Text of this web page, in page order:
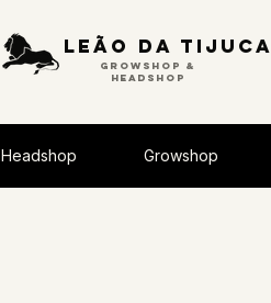
Leão da tijuca
GROWSHOP &
HEADSHOP
Headshop Growshop